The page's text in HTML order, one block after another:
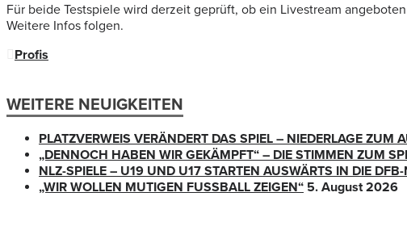
Für beide Testspiele wird derzeit geprüft, ob ein Livestream
Weitere Infos folgen.
Profis
WEITERE NEUIGKEITEN
PLATZVERWEIS VERÄNDERT DAS SPIEL – NIEDERLAGE ZUM
„DENNOCH HABEN WIR GEKÄMPFT“ – DIE STIMMEN ZUM
NLZ-SPIELE – U19 UND U17 STARTEN AUSWÄRTS IN DIE
„WIR WOLLEN MUTIGEN FUSSBALL ZEIGEN“
5. August 2026